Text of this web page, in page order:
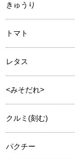
きゅうり
トマト
レタス
<みそだれ>
クルミ(刻む)
パクチー